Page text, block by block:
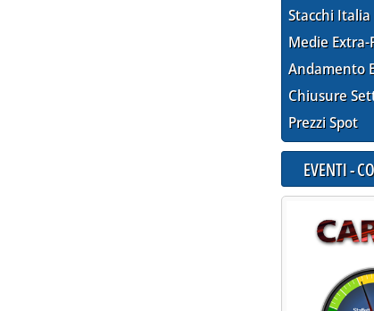
Stacchi Italia
Medie Extra-
Andamento
Chiusure
Prezzi Spot
EVENTI -